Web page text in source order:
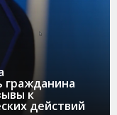
гражданина
к
действий